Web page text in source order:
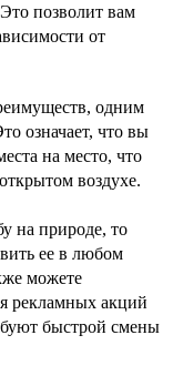
позволит вам
от
одним
означает, что вы
на место, что
воздухе.
на природе, то
ее в любом
можете
рекламных акций
быстрой смены